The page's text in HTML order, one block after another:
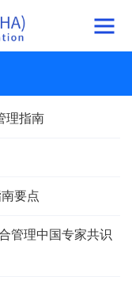
理指南
要点
管理中国专家共识